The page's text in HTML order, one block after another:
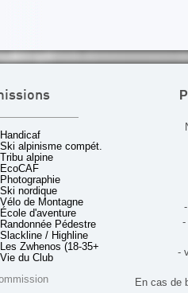
alpinisme compét.
alpine
nordique
de Montagne
d'aventure
Pédestre
/ Highline
Zwhenos (18-35+ ans)
du Club
-
-
En cas de